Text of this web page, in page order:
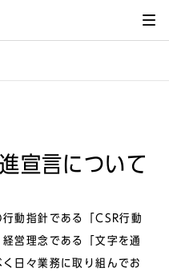
宣言について
動指針である「CSR行動
営理念である「文字を通
日々業務に取り組んでお